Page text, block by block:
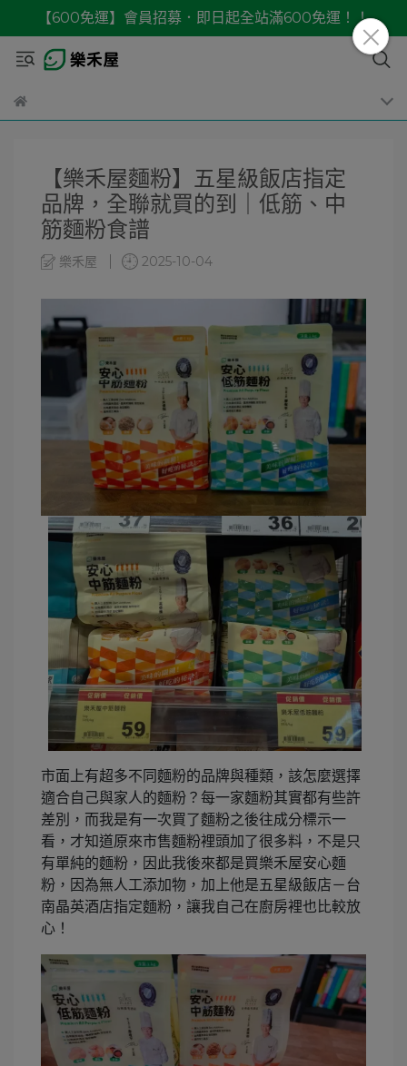
【600免運】會員招募．即日起全站滿600免運！！
【樂禾屋麵粉】五星級飯店指定
品牌，全聯就買的到｜低筋、中
筋麵粉食譜
樂禾屋 2025-10-04
市面上有超多不同麵粉的品牌與種類，該怎麼選擇
適合自己與家人的麵粉？每一家麵粉其實都有些許
差別，而我是有一次買了麵粉之後往成分標示一
看，才知道原來市售麵粉裡頭加了很多料，不是只
有單純的麵粉，因此我後來都是買樂禾屋安心麵
粉，因為無人工添加物，加上他是五星級飯店－台
南晶英酒店指定麵粉，讓我自己在廚房裡也比較放
心！